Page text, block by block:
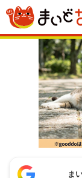
ま